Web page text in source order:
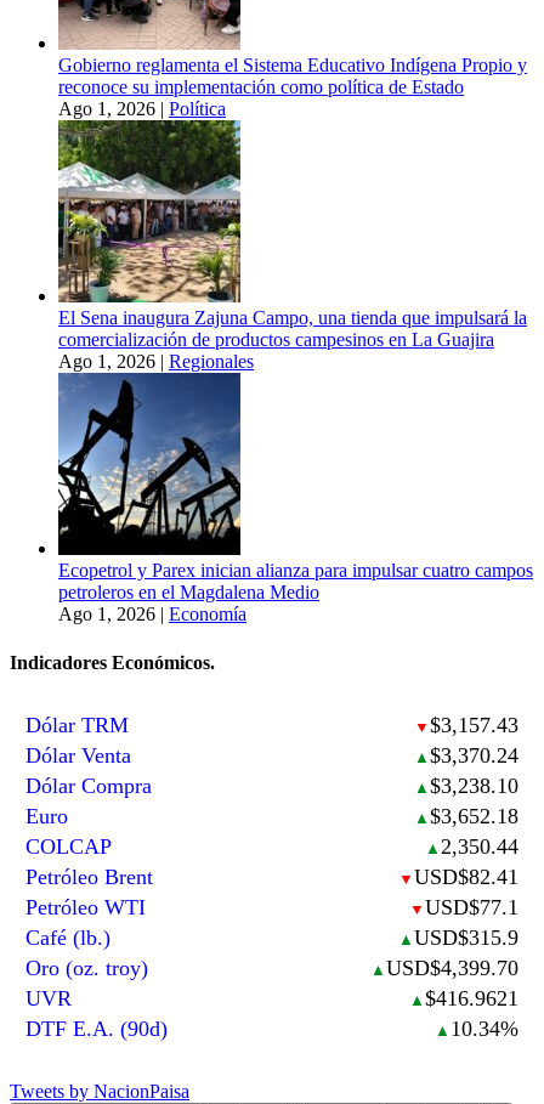
Gobierno reglamenta el Sistema Educativo Indígena Propio y
reconoce su implementación como política de Estado
Ago 1, 2026 | Política
El Sena inaugura Zajuna Campo, una tienda que impulsará la
comercialización de productos campesinos en La Guajira
Ago 1, 2026 | Regionales
Ecopetrol y Parex inician alianza para impulsar cuatro campos
petroleros en el Magdalena Medio
Ago 1, 2026 | Economía
Indicadores Económicos.
Dólar TRM ▼ $3,157.43
Dólar Venta
▲ $3,370.24
Dólar Compra
▲ $3,238.10
Euro
▲ $3,652.18
COLCAP
▲ 2,350.44
Petróleo Brent
▼ USD$82.41
Petróleo WTI
▼ USD$77.1
Café (lb.)
▲ USD$315.9
Oro (oz. troy)
▲ USD$4,399.70
UVR
▲ $416.9621
DTF E.A. (90d)
▲ 10.34%
Tweets by NacionPaisa